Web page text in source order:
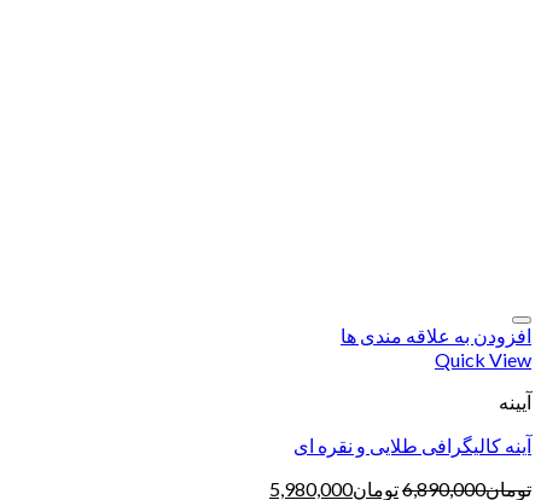
افزودن به علاقه مندی ها
Quick View
آیینه
آینه کالیگرافی طلایی و نقره ای
تومان6,890,000تومان5,980,000